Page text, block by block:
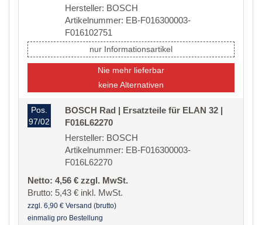
Hersteller: BOSCH
Artikelnummer: EB-F016300003-
F016102751
nur Informationsartikel
Nie mehr lieferbar
keine Alternativen
Pos.
97/02
BOSCH Rad | Ersatzteile für ELAN 32 |
F016L62270
Hersteller: BOSCH
Artikelnummer: EB-F016300003-
F016L62270
Netto: 4,56 € zzgl. MwSt.
Brutto: 5,43 € inkl. MwSt.
zzgl. 6,90 € Versand (brutto)
einmalig pro Bestellung